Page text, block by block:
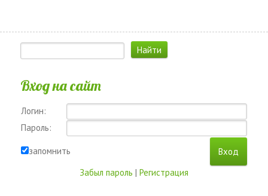
Вход на сайт
Логин:
Пароль:
запомнить
Забыл пароль | Регистрация